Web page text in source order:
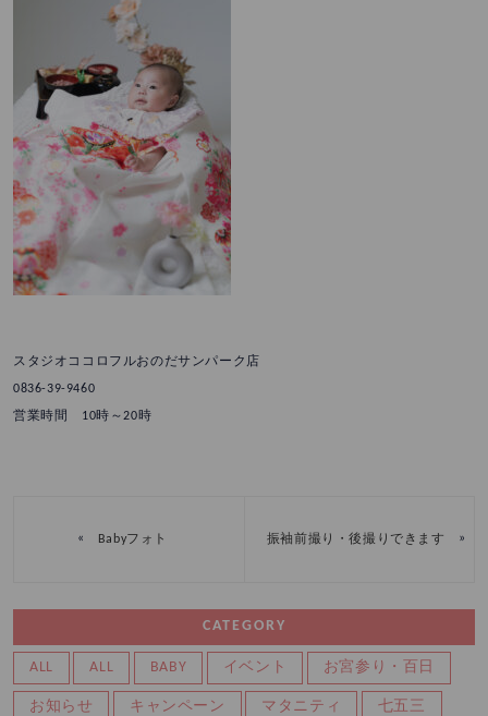
スタジオココロフルおのだサンパーク店
0836-39-9460
営業時間 10時～20時
« Babyフォト 振袖前撮り・後撮りできます »
CATEGORY
ALL ALL BABY イベント お宮参り・百日
お知らせ キャンペーン マタニティ 七五三